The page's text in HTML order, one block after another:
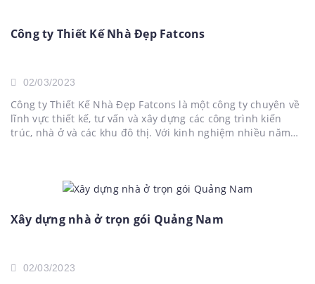
Công ty Thiết Kế Nhà Đẹp Fatcons
02/03/2023
Công ty Thiết Kế Nhà Đẹp Fatcons là một công ty chuyên về
lĩnh vực thiết kế, tư vấn và xây dựng các công trình kiến
trúc, nhà ở và các khu đô thị. Với kinh nghiệm nhiều năm
Xây dựng nhà ở trọn gói Quảng Nam
02/03/2023